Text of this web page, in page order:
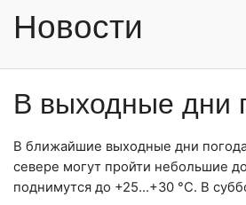
Новости
В выходные дни
В ближайшие выходные дни
севере могут пройти небольшие
поднимутся до +25…+30 °С. В